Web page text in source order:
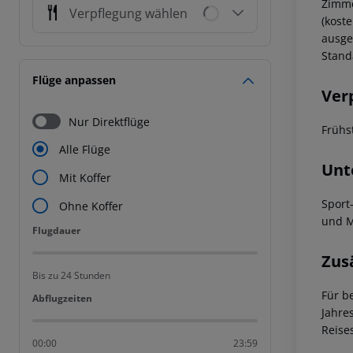
Verpflegung wählen
Flüge anpassen
Nur Direktflüge
Alle Flüge
Mit Koffer
Ohne Koffer
Flugdauer
Flugdauer
Bis zu 24 Stunden
Abflugzeiten
Abflugzeiten
00:00 23:59
und
Für